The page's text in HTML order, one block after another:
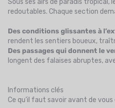
Sous ses airs de paradis tropical,
redoutables. Chaque section
Des conditions glissantes à
rendent les sentiers boueux,
Des passages qui donnent le
longent des falaises abruptes,
Informations clés
Ce qu’il faut savoir avant de